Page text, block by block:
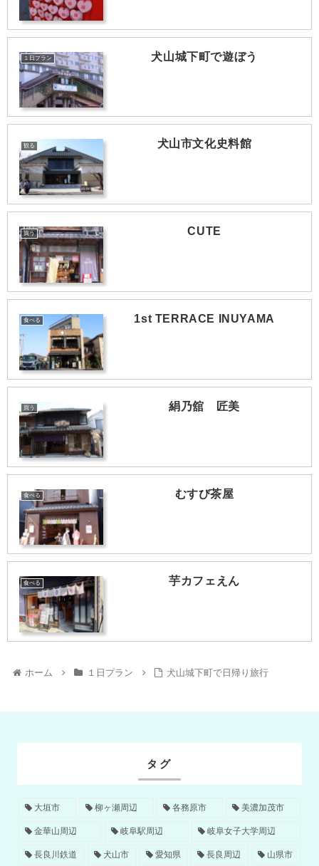
１日プラン 犬山城下町で遊ぼう
観る 犬山市文化史料館
買う CUTE
食べる 1st TERRACE INUYAMA
買う 絹乃舘 匠美
食べる むすび茶屋
食べる 芋カフェえん
ホーム １日プラン 犬山城下町で日帰り旅行
タグ
大垣市 柳ヶ瀬周辺 各務原市 美濃加茂市
金華山周辺 岐阜駅周辺 岐阜女子大学周辺
長良川鉄道 犬山市 愛知県 長良周辺 山県市